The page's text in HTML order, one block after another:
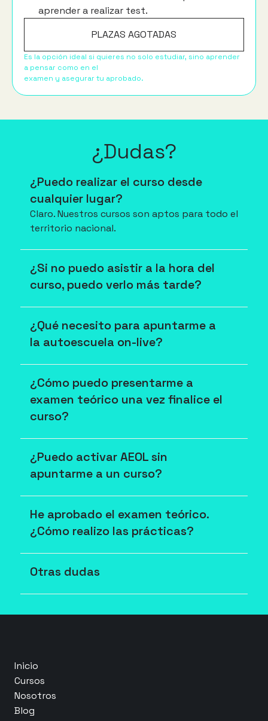
aprender a realizar test.
PLAZAS AGOTADAS
Es la opción ideal si quieres no solo estudiar, sino aprender
a pensar como en el
examen y asegurar tu aprobado.
¿Dudas?
¿Puedo realizar el curso desde
cualquier lugar?
Claro. Nuestros cursos son aptos para todo el
territorio nacional.
¿Si no puedo asistir a la hora del
curso, puedo verlo más tarde?
¿Qué necesito para apuntarme a
la autoescuela on-live?
¿Cómo puedo presentarme a
examen teórico una vez finalice el
curso?
¿Puedo activar AEOL sin
apuntarme a un curso?
He aprobado el examen teórico.
¿Cómo realizo las prácticas?
Otras dudas
Inicio
Cursos
Nosotros
Blog